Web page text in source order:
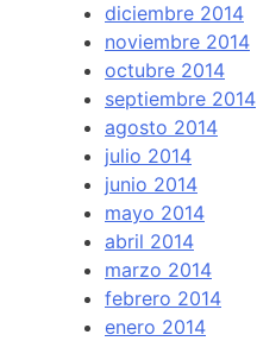
diciembre 2014
noviembre 2014
octubre 2014
septiembre 2014
agosto 2014
julio 2014
junio 2014
mayo 2014
abril 2014
marzo 2014
febrero 2014
enero 2014